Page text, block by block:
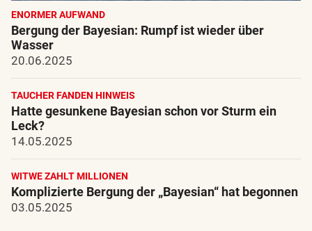
ENORMER AUFWAND
Bergung der Bayesian: Rumpf ist wieder über
Wasser
20.06.2025
TAUCHER FANDEN HINWEIS
Hatte gesunkene Bayesian schon vor Sturm ein
Leck?
14.05.2025
WITWE ZAHLT MILLIONEN
Komplizierte Bergung der „Bayesian“ hat begonnen
03.05.2025